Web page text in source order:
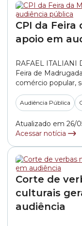
CPI da
apoio em
RAFAEL ITALIANI
Feira de
comércio popular,
como
comerciantes,
da audiência
Audiência Pública
Atualizado em 26/
Acessar notícia
Corte de
culturais
audiência